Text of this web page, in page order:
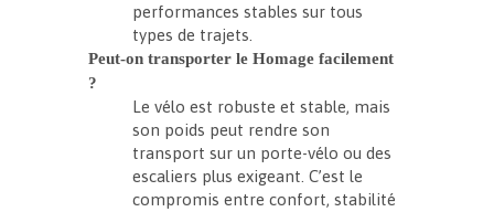
performances stables sur tous
types de trajets.
Peut-on transporter le Homage facilement
?
Le vélo est robuste et stable, mais
son poids peut rendre son
transport sur un porte-vélo ou des
escaliers plus exigeant. C’est le
compromis entre confort, stabilité